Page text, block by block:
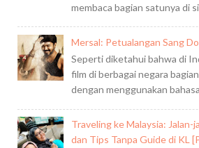
membaca bagian satunya di
Mersal: Petualangan Sang
Seperti diketahui bahwa di
film di berbagai negara
dengan menggunakan
Traveling ke Malaysia: Jalan-
dan Tips Tanpa Guide di KL